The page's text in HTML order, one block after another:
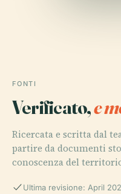
FONTI
Verificato,e
Ricercata e scritta dal
partire da documenti
conoscenza del
Ultima revisione: April